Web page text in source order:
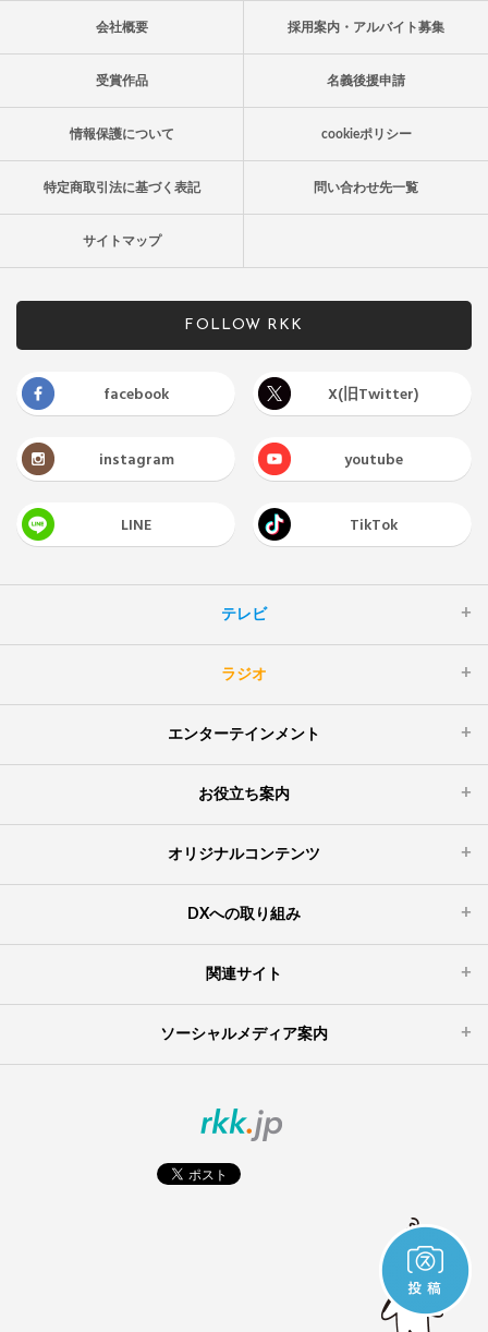
会社概要 採用案内・アルバイト募集
受賞作品 名義後援申請
情報保護について cookieポリシー
特定商取引法に基づく表記 問い合わせ先一覧
サイトマップ
FOLLOW RKK
facebook X(旧Twitter)
instagram youtube
LINE TikTok
テレビ
ラジオ
エンターテインメント
お役立ち案内
オリジナルコンテンツ
DXへの取り組み
関連サイト
ソーシャルメディア案内